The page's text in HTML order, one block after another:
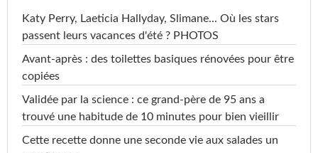
Katy Perry, Laeticia Hallyday, Slimane... Où les stars
passent leurs vacances d'été ? PHOTOS
Avant-après : des toilettes basiques rénovées pour être
copiées
Validée par la science : ce grand-père de 95 ans a
trouvé une habitude de 10 minutes pour bien vieillir
Cette recette donne une seconde vie aux salades un